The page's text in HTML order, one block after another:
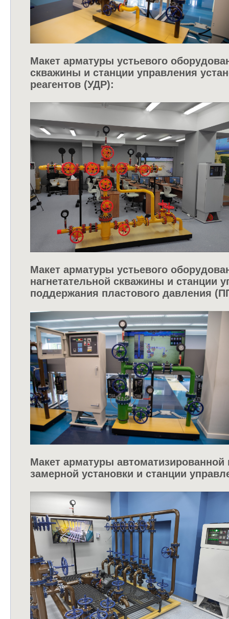
Макет арматуры устьевого
скважины и станции управления
реагентов (УДР):
Макет арматуры устьевого
нагнетательной скважины и станции
поддержания пластового давления
Макет арматуры автоматизированной
замерной установки и станции